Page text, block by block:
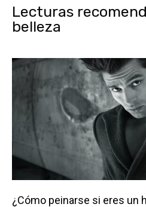
Lecturas
belleza
¿Cómo peinarse si eres un